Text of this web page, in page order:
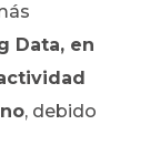
Data, en
, debido